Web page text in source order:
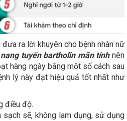
ra lời khuyên cho bệnh nhân nữ
tuyến bartholin mãn tínhnên
hàng ngày bằng một số cách sau
lý này đạt hiệu quả tốt nhất như
điều độ.
sạch sẽ, không lam dụng, sử dụng